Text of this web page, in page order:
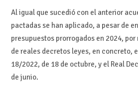
Al igual que sucedió con el anterior
pactadas se han aplicado, a pesar de
presupuestos prorrogados en 2024,
de reales decretos leyes, en concreto,
18/2022, de 18 de octubre, y el Real
de junio.